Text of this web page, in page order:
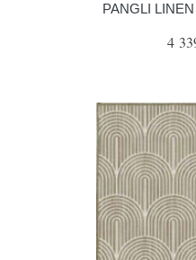
PANGLI
4